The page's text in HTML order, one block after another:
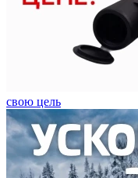
свою цель